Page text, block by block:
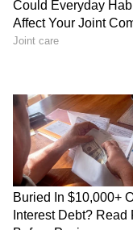
తాజగా ఈమె కెరళ